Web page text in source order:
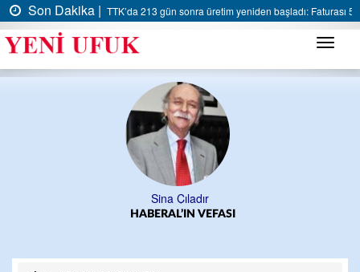
Son Dakika | TTK’da 213 gün sonra üretim yeniden başladı: Faturası 5
Menü
Sina Çıladır
HABERAL’IN VEFASI